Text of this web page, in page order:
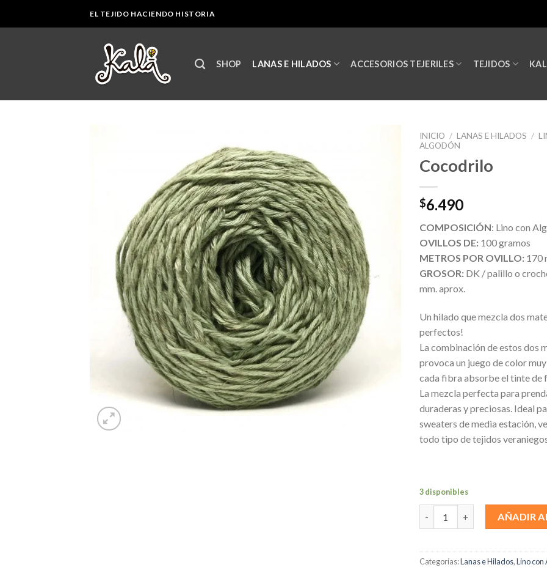
EL TEJIDO HACIENDO HISTORIA
SHOP LANAS E HILADOS ACCESORIOS TEJERILES TEJIDOS
INICIO / LANAS E HILADOS /
ALGODÓN
Cocodrilo
$6.490
COMPOSICIÓN: Lino con
OVILLOS DE: 100 gramos
METROS POR OVILLO: 170
GROSOR: DK / palillo o
mm. aprox.
Un hilado que mezcla dos
perfectos!
La combinación de estos dos
provoca un juego de color
cada fibra absorbe el tinte de
La mezcla perfecta para
duraderas y preciosas. Ideal
sweaters de media estación,
todo tipo de tejidos
3 disponibles
AÑADIR
Categorías:Lanas e Hilados,Lino con